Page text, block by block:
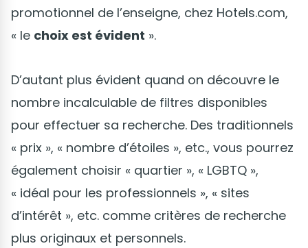
promotionnel de l’enseigne, chez Hotels.com,
« le choix est évident ».
D’autant plus évident quand on découvre le
nombre incalculable de filtres disponibles
pour effectuer sa recherche. Des traditionnels
« prix », « nombre d’étoiles », etc., vous pourrez
également choisir « quartier », « LGBTQ »,
« idéal pour les professionnels », « sites
d’intérêt », etc. comme critères de recherche
plus originaux et personnels.